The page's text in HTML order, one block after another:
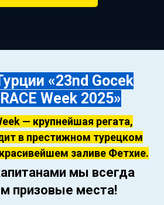
«23nd Gocek
Week 2025»
— крупнейшая регата,
в престижном турецком
заливе Фетхие.
мы всегда
призовые места!